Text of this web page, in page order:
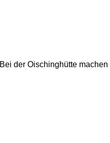
Bei der Oischinghütte